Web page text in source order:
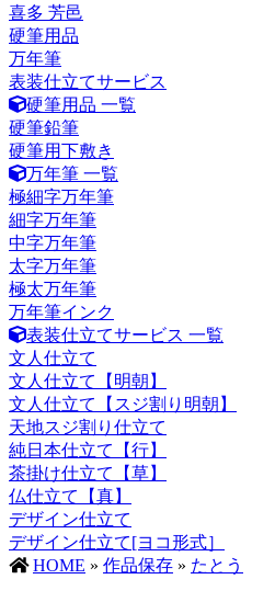
喜多 芳邑
硬筆用品
万年筆
表装仕立てサービス
硬筆用品 一覧
硬筆鉛筆
硬筆用下敷き
万年筆 一覧
極細字万年筆
細字万年筆
中字万年筆
太字万年筆
極太万年筆
万年筆インク
表装仕立てサービス 一覧
文人仕立て
文人仕立て【明朝】
文人仕立て【スジ割り明朝】
天地スジ割り仕立て
純日本仕立て【行】
茶掛け仕立て【草】
仏仕立て【真】
デザイン仕立て
デザイン仕立て[ヨコ形式］
HOME » 作品保存 » たとう